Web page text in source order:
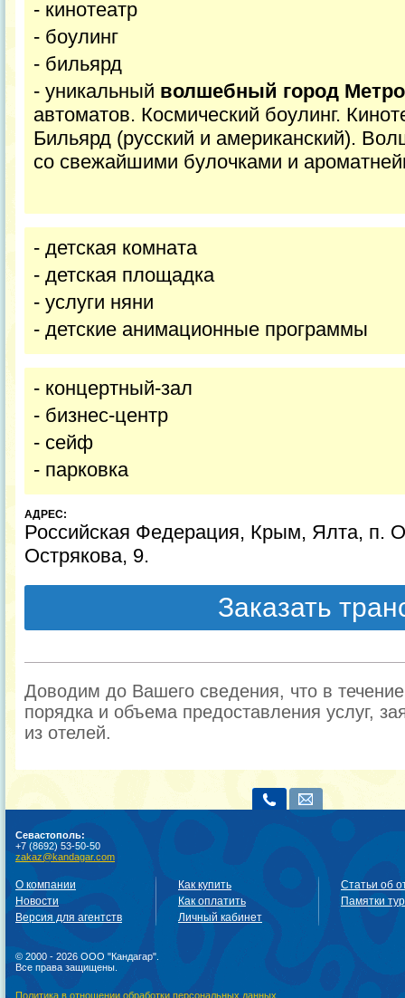
- кинотеатр
- боулинг
- бильярд
- уникальный волшебный город
автоматов. Космический боулинг.
Бильярд (русский и американский).
со свежайшими булочками и
- детская комната
- детская площадка
- услуги няни
- детские анимационные программы
- концертный-зал
- бизнес-центр
- сейф
- парковка
АДРЕС:
Российская Федерация, Крым, Ялта, п.
Острякова, 9.
Заказать
Доводим до Вашего сведения, что в
порядка и объема предоставления услуг,
из отелей.
Севастополь:
+7 (8692) 53-50-50
zakaz@kandagar.com
О компании
Новости
Версия для агентств
Как купить
Как оплатить
Личный кабинет
Статьи об
Памятки
© 2000 - 2026 ООО "Кандагар".
Все права защищены.
Политика в отношении обработки персональных данных